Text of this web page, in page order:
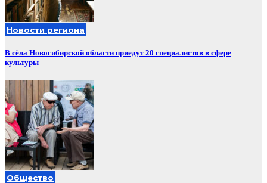
Новости региона
В сёла Новосибирской области приедут 20 специалистов в сфере
культуры
Общество